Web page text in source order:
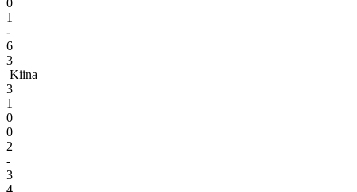
1
-
6
3
Kiina
3
1
0
0
2
-
3
4